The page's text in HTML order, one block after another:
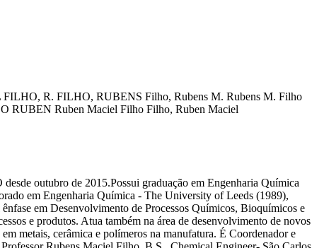
R. FILHO, RUBENS Filho, Rubens M. Rubens M. Filho
RUBEN Ruben Maciel Filho Filho, Ruben Maciel
outubro de 2015.Possui graduação em Engenharia Química
em Engenharia Química - The University of Leeds (1989),
em Desenvolvimento de Processos Químicos, Bioquímicos e
e produtos. Atua também na área de desenvolvimento de novos
metais, cerâmica e polímeros na manufatura. É Coordenador e